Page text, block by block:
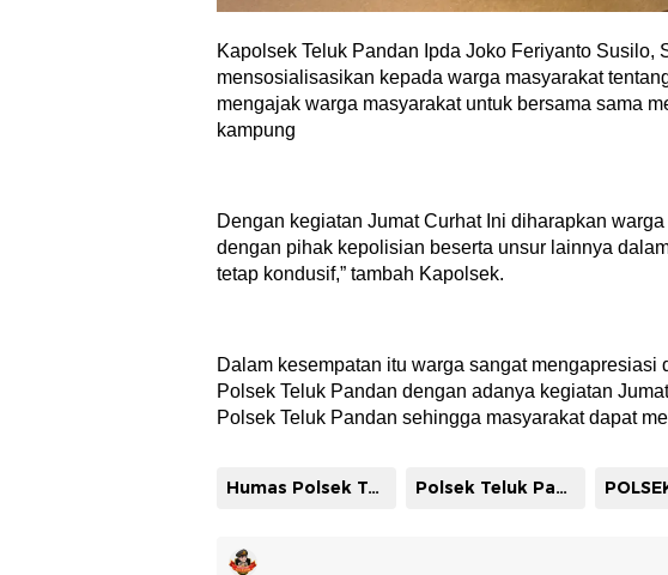
Kapolsek Teluk Pandan Ipda Joko Feriyanto Susilo,
mensosialisasikan kepada warga masyarakat
mengajak warga masyarakat untuk bersama sama
kampung
Dengan kegiatan Jumat Curhat Ini diharapkan
dengan pihak kepolisian beserta unsur lainnya
tetap kondusif,” tambah Kapolsek.
Dalam kesempatan itu warga sangat mengapresiasi
Polsek Teluk Pandan dengan adanya kegiatan
Polsek Teluk Pandan sehingga masyarakat dapat
Humas Polsek Teluk Pandan Polsek Teluk Pandan Tulus Melayani